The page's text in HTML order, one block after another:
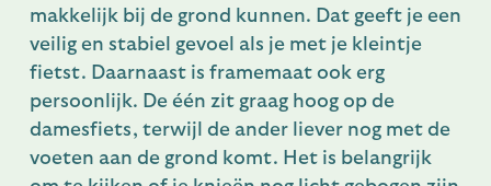
makkelijk bij de grond kunnen. Dat geeft je een
veilig en stabiel gevoel als je met je kleintje
fietst. Daarnaast is framemaat ook erg
persoonlijk. De één zit graag hoog op de
damesfiets, terwijl de ander liever nog met de
voeten aan de grond komt. Het is belangrijk